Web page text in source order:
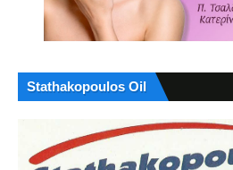
Stathakopoulos Oil